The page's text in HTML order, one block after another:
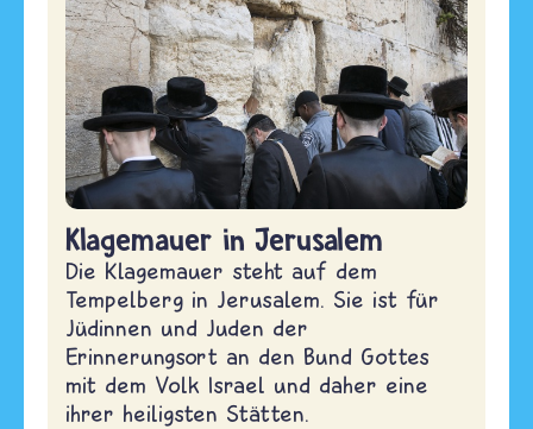
Klagemauer in Jerusalem
Die Klagemauer steht auf dem
Tempelberg in Jerusalem. Sie ist für
Jüdinnen und Juden der
Erinnerungsort an den Bund Gottes
mit dem Volk Israel und daher eine
ihrer heiligsten Stätten.